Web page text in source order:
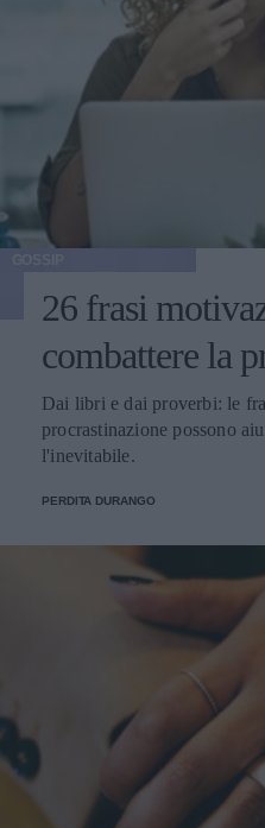
26 frasi
combattere la
Dai libri e dai proverbi: le
procrastinazione possono
l'inevitabile.
PERDITA DURANGO